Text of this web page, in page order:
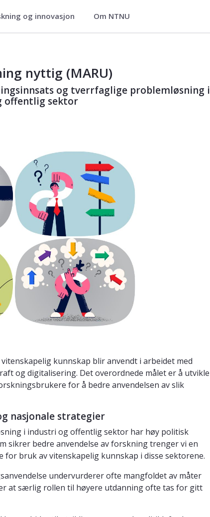
og innovasjon Om NTNU
nyttig (MARU)
og tverrfaglige problemløsning i
offentlig sektor
kunnskap blir anvendt i arbeidet med
og digitalisering. Det overordnede målet er å utvikle
for å bedre anvendelsen av slik
nasjonale strategier
i industri og offentlig sektor har høy politisk
sikrer bedre anvendelse av forskning trenger vi en
for bruk av vitenskapelig kunnskap i disse sektorene.
undervurderer ofte mangfoldet av måter
at særlig rollen til høyere utdanning ofte tas for gitt